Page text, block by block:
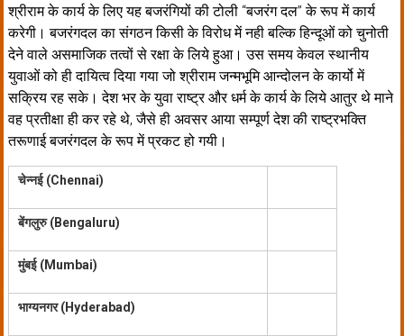
श्रीराम के कार्य के लिए यह बजरंगियों की टोली ‘‘बजरंग दल’’ के रूप में कार्य
करेगी। बजरंगदल का संगठन किसी के विरोध में नही बल्कि हिन्दूओं को चुनोती
देने वाले असमाजिक तत्वों से रक्षा के लिये हुआ। उस समय केवल स्थानीय
युवाओं को ही दायित्व दिया गया जो श्रीराम जन्मभूमि आन्दोलन के कार्यो में
सक्रिय रह सके। देश भर के युवा राष्ट्र और धर्म के कार्य के लिये आतुर थे माने
वह प्रतीक्षा ही कर रहे थे, जैसे ही अवसर आया सम्पूर्ण देश की राष्ट्रभक्ति
तरूणाई बजरंगदल के रूप में प्रकट हो गयी।
चेन्नई (Chennai)
बेंगलुरु (Bengaluru)
मुंबई (Mumbai)
भाग्यनगर (Hyderabad)